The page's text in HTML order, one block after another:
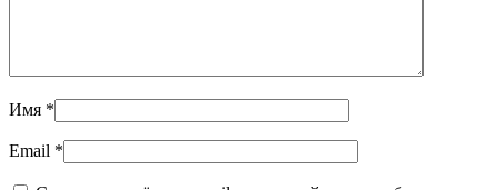
Имя *
Email *